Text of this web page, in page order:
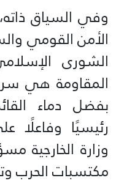
وفي السياق
الأمن القومي
الشورى
المقاومة هي سر
بفضل دماء
رئيسيًا وفاعلًا
وزارة الخارجية
مكتسبات الحرب